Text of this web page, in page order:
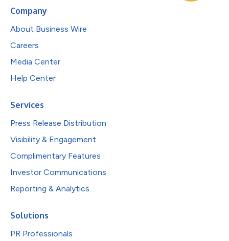
Company
About Business Wire
Careers
Media Center
Help Center
Services
Press Release Distribution
Visibility & Engagement
Complimentary Features
Investor Communications
Reporting & Analytics
Solutions
PR Professionals